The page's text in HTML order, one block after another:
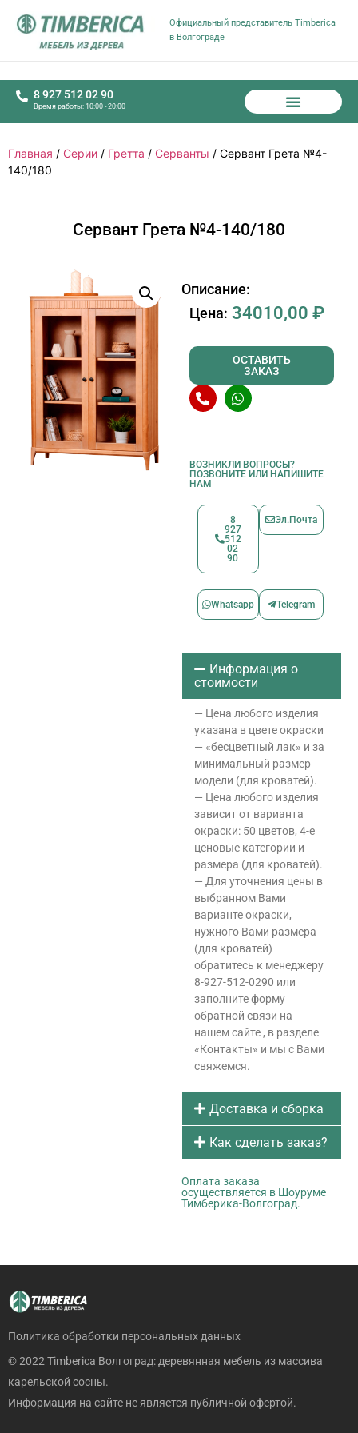
Официальный представитель Timberica
в Волгограде
8 927 512 02 90
Время работы: 10:00 - 20:00
Главная / Серии / Гретта / Серванты / Сервант Грета №4-
140/180
Сервант Грета №4-140/180
Описание:
Цена: 34010,00 ₽
ОСТАВИТЬ
ЗАКАЗ
ВОЗНИКЛИ ВОПРОСЫ?
ПОЗВОНИТЕ ИЛИ НАПИШИТЕ
НАМ
8
927
512
02
90
Эл.Почта
Whatsapp Telegram
Информация о
стоимости
— Цена любого изделия
указана в цвете окраски
— «бесцветный лак» и за
минимальный размер
модели (для кроватей).
— Цена любого изделия
зависит от варианта
окраски: 50 цветов, 4-е
ценовые категории и
размера (для кроватей).
— Для уточнения цены в
выбранном Вами
варианте окраски,
нужного Вами размера
(для кроватей)
обратитесь к менеджеру
8-927-512-0290 или
заполните форму
обратной связи на
нашем сайте , в разделе
«Контакты» и мы с Вами
свяжемся.
Доставка и сборка
Как сделать заказ?
Оплата заказа
осуществляется в Шоуруме
Тимберика-Волгоград.
Политика обработки персональных данных
© 2022 Timberica Волгоград: деревянная мебель из массива
карельской сосны.
Информация на сайте не является публичной офертой.